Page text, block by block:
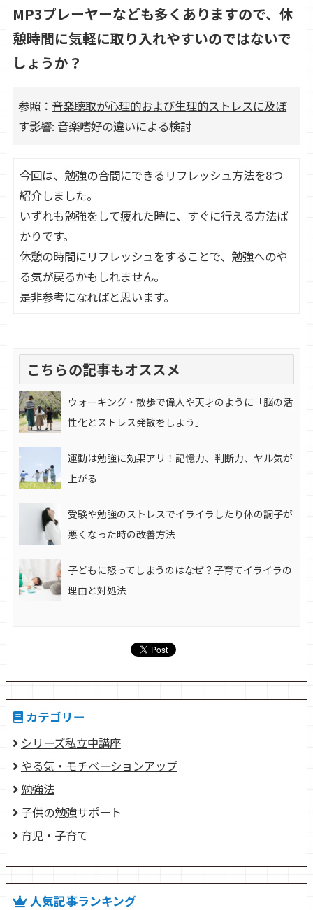
MP3プレーヤーなども多くありますので、休
憩時間に気軽に取り入れやすいのではないで
しょうか？
参照： 音楽聴取が心理的および生理的ストレスに及ぼ
す影響: 音楽嗜好の違いによる検討
今回は、勉強の合間にできるリフレッシュ方法を8つ
紹介しました。
いずれも勉強をして疲れた時に、すぐに行える方法ば
かりです。
休憩の時間にリフレッシュをすることで、勉強へのや
る気が戻るかもしれません。
是非参考になればと思います。
こちらの記事もオススメ
ウォーキング・散歩で偉人や天才のように「脳の活
性化とストレス発散をしよう」
運動は勉強に効果アリ！記憶力、判断力、ヤル気が
上がる
受験や勉強のストレスでイライラしたり体の調子が
悪くなった時の改善方法
子どもに怒ってしまうのはなぜ？子育てイライラの
理由と対処法
カテゴリー
シリーズ私立中講座
やる気・モチベーションアップ
勉強法
子供の勉強サポート
育児・子育て
人気記事ランキング